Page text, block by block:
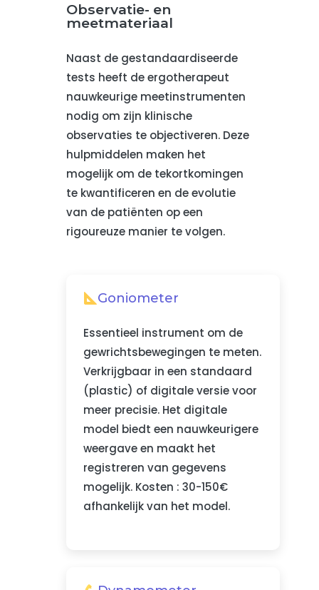
Observatie- en
meetmateriaal
Naast de gestandaardiseerde
tests heeft de ergotherapeut
nauwkeurige meetinstrumenten
nodig om zijn klinische
observaties te objectiveren. Deze
hulpmiddelen maken het
mogelijk om de tekortkomingen
te kwantificeren en de evolutie
van de patiënten op een
rigoureuze manier te volgen.
Goniometer
Essentieel instrument om de
gewrichtsbewegingen te meten.
Verkrijgbaar in een standaard
(plastic) of digitale versie voor
meer precisie. Het digitale
model biedt een nauwkeurigere
weergave en maakt het
registreren van gegevens
mogelijk. Kosten : 30-150€
afhankelijk van het model.